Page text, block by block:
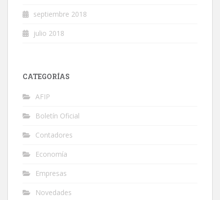
septiembre 2018
julio 2018
CATEGORÍAS
AFIP
Boletín Oficial
Contadores
Economía
Empresas
Novedades